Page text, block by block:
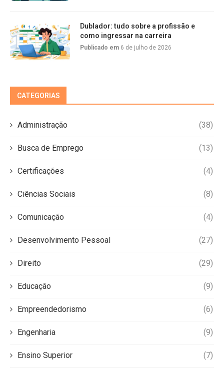
Dublador: tudo sobre a profissão e
como ingressar na carreira
Publicado em 6 de julho de 2026
CATEGORIAS
Administração (38)
Busca de Emprego (13)
Certificações (4)
Ciências Sociais (8)
Comunicação (4)
Desenvolvimento Pessoal (27)
Direito (29)
Educação (9)
Empreendedorismo (6)
Engenharia (9)
Ensino Superior (7)